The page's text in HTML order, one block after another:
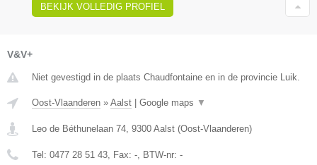
BEKIJK VOLLEDIG PROFIEL
V&V+
Niet gevestigd in de plaats Chaudfontaine en in de provincie Luik.
Oost-Vlaanderen » Aalst Google maps ▼
Leo de Béthunelaan 74 9300 Aalst (Oost-Vlaanderen)
Tel: 0477 28 51 43 , Fax: - , BTW-nr: -